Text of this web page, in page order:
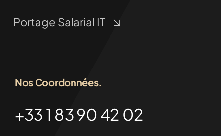
Portage Salarial IT
Nos Coordonnées.
+33 1 83 90 42 02